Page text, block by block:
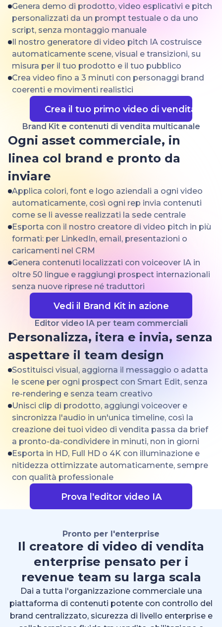
Genera demo di prodotto, video esplicativi e pitch
personalizzati da un prompt testuale o da uno
script, senza montaggio manuale
Il nostro generatore di video pitch IA costruisce
automaticamente scene, visual e transizioni, su
misura per il tuo prodotto e il tuo pubblico
Crea video fino a 3 minuti con personaggi brand
coerenti e movimenti realistici
Crea il tuo primo video di vendita
Brand Kit e contenuti di vendita multicanale
Ogni asset commerciale, in
linea col brand e pronto da
inviare
Applica colori, font e logo aziendali a ogni video
automaticamente, così ogni rep invia contenuti
come se li avesse realizzati la sede centrale
Esporta con il nostro creatore di video pitch in più
formati: per LinkedIn, email, presentazioni o
caricamenti nel CRM
Genera contenuti localizzati con voiceover IA in
oltre 50 lingue e raggiungi prospect internazionali
senza nuove riprese né traduttori
Vedi il Brand Kit in azione
Editor video IA per team commerciali
Personalizza, itera e invia, senza
aspettare il team design
Sostituisci visual, aggiorna il messaggio o adatta
le scene per ogni prospect con Smart Edit, senza
re-rendering e senza team creativo
Unisci clip di prodotto, aggiungi voiceover e
sincronizza l'audio in un'unica timeline, così la
creazione dei tuoi video di vendita passa da brief
a pronto-da-condividere in minuti, non in giorni
Esporta in HD, Full HD o 4K con illuminazione e
nitidezza ottimizzate automaticamente, sempre
con qualità professionale
Prova l'editor video IA
Pronto per l'enterprise
Il creatore di video di vendita
enterprise pensato per i
revenue team su larga scala
Dai a tutta l'organizzazione commerciale una
piattaforma di contenuti potente con controllo del
brand centralizzato, sicurezza di livello enterprise e